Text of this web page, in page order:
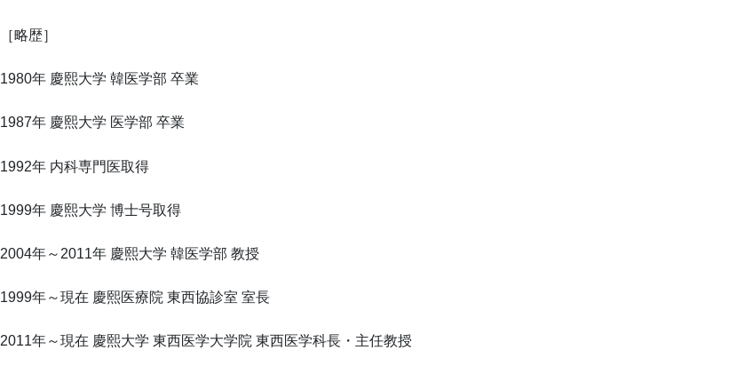
［略歴］
1980年 慶熙大学 韓医学部 卒業
1987年 慶熙大学 医学部 卒業
1992年 内科専門医取得
1999年 慶熙大学 博士号取得
2004年～2011年 慶熙大学 韓医学部 教授
1999年～現在 慶熙医療院 東西協診室 室長
2011年～現在 慶熙大学 東西医学大学院 東西医学科長・主任教授